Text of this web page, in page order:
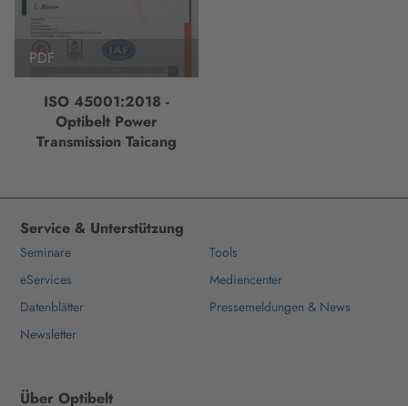
PDF
ISO 45001:2018 -
Optibelt Power
Transmission Taicang
Service & Unterstützung
Seminare
Tools
eServices
Mediencenter
Datenblätter
Pressemeldungen & News
Newsletter
Über Optibelt